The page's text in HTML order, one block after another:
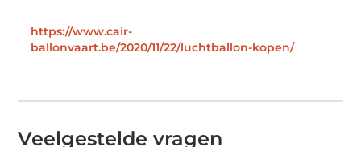
https://www.cair-
ballonvaart.be/2020/11/22/luchtballon-kopen/
Veelgestelde vragen